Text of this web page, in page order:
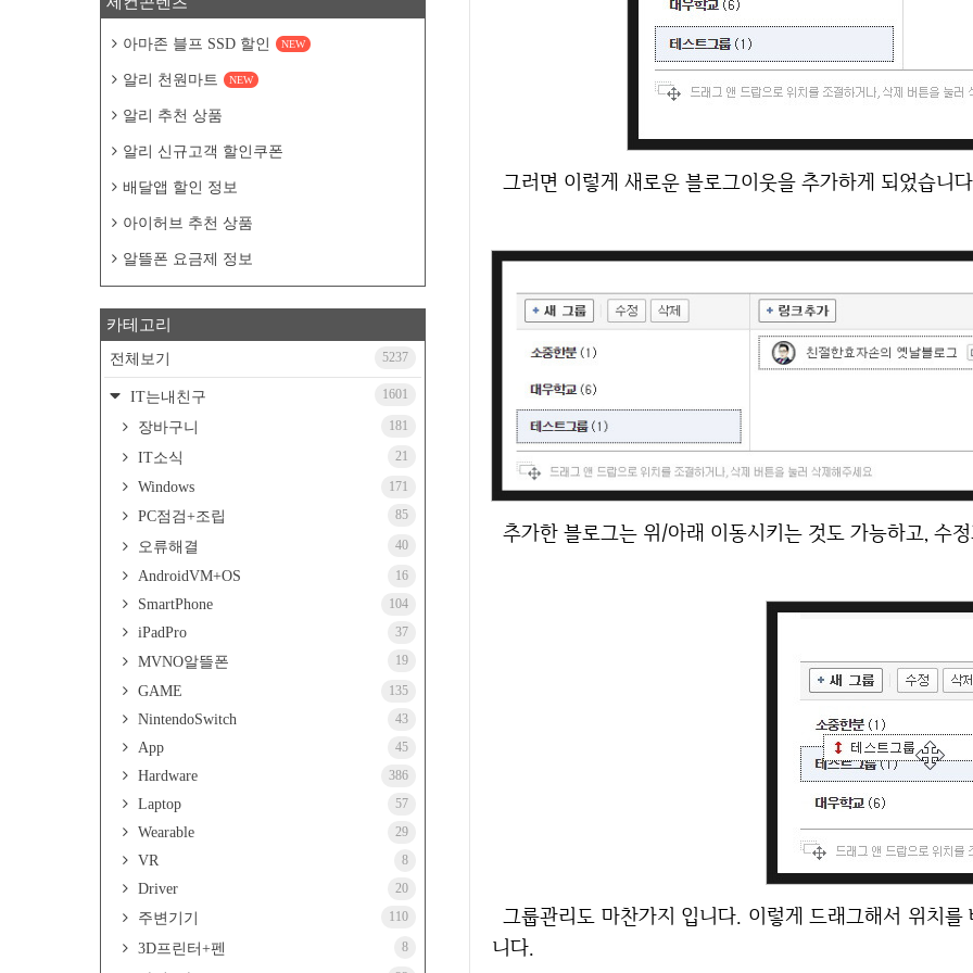
그러면 이렇게 새로운 블로그이웃을 추가하게 되었습니
추가한 블로그는 위/아래 이동시키는 것도 가능하고, 수
그룹관리도 마찬가지 입니다. 이렇게 드래그해서 위치를 바꿀 수 있으며 수정과 삭제도 당연히 가능합
니다.
아마존 블프 SSD 할인 NEW
알리 천원마트 NEW
알리 추천 상품
알리 신규고객 할인쿠폰
배달앱 할인 정보
아이허브 추천 상품
알뜰폰 요금제 정보
카테고리
전체보기 5237
IT는내친구 1601
장바구니 181
IT소식 21
Windows 171
PC점검+조립 85
오류해결 40
AndroidVM+OS 16
SmartPhone 104
iPadPro 37
MVNO알뜰폰 19
GAME 135
NintendoSwitch 43
App 45
Hardware 386
Laptop 57
Wearable 29
VR 8
Driver 20
주변기기 110
3D프린터+펜 8